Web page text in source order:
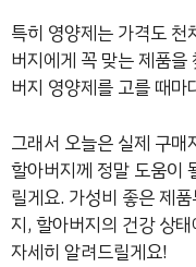
특히 영양제는 가격도
버지에게 꼭 맞는 제품
버지 영양제를 고를 때
그래서 오늘은 실제 구
할아버지께 정말 도움이
릴게요. 가성비 좋은 제
지, 할아버지의 건강 상
자세히 알려드릴게요!